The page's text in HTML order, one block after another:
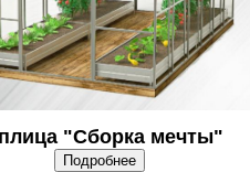
"Сборка мечты"
Подробнее